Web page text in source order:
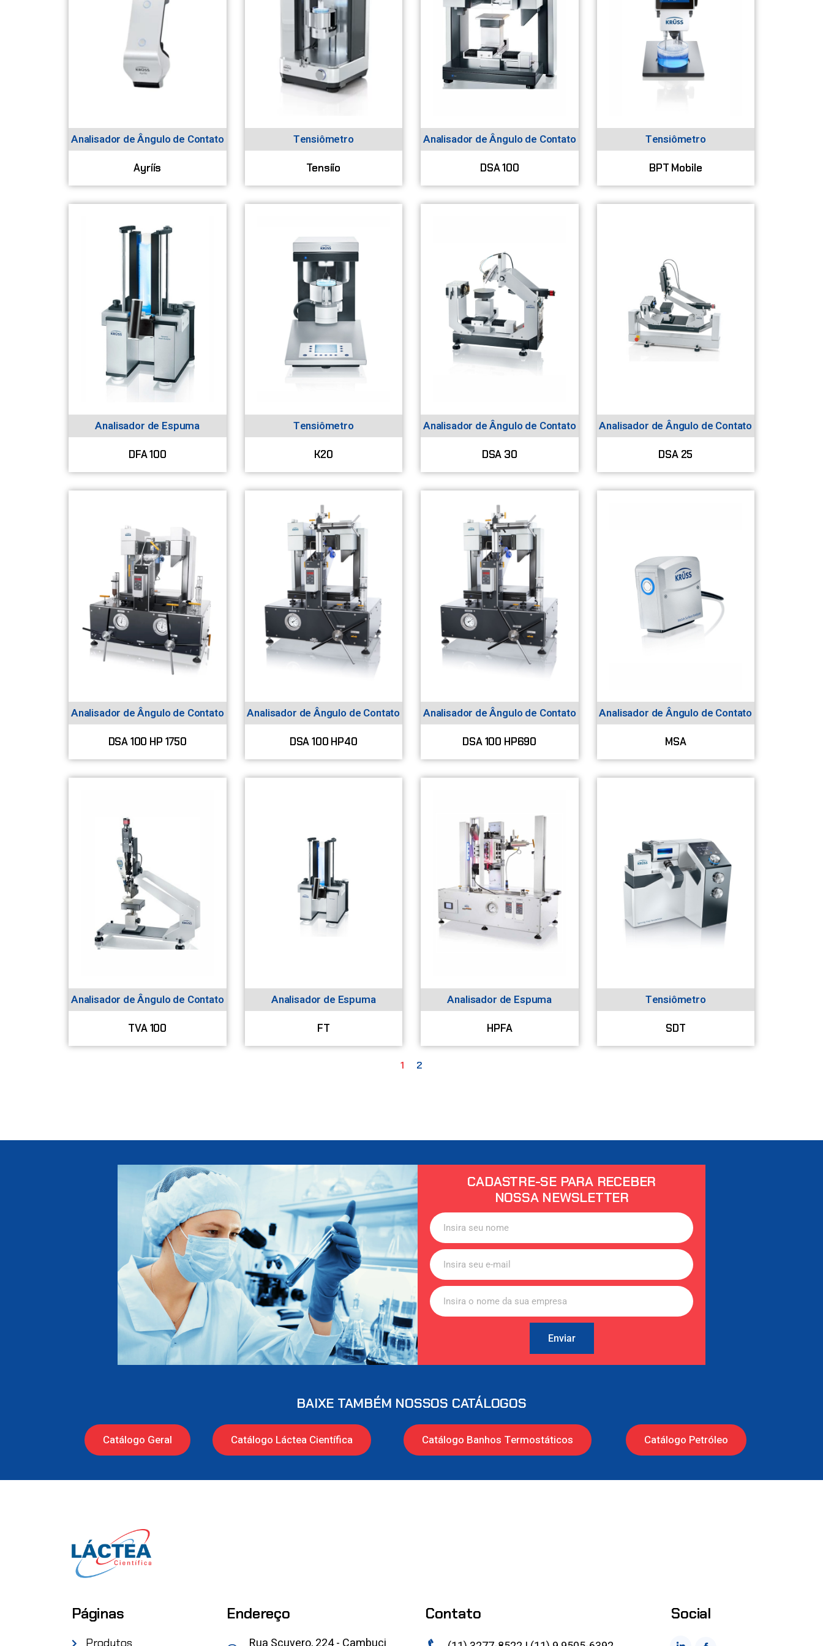
Analisador de Ângulo de Contato
Ayríís
Tensiômetro
Tensíío
Analisador de Ângulo de Contato
DSA 100
Tensiômetro
BPT Mobile
Analisador de Espuma
DFA 100
Tensiômetro
K20
Analisador de Ângulo de Contato
DSA 30
Analisador de Ângulo de Contato
DSA 25
Analisador de Ângulo de Contato
DSA 100 HP 1750
Analisador de Ângulo de Contato
DSA 100 HP40
Analisador de Ângulo de Contato
DSA 100 HP690
Analisador de Ângulo de Contato
MSA
Analisador de Ângulo de Contato
TVA 100
Analisador de Espuma
FT
Analisador de Espuma
HPFA
Tensiômetro
SDT
1 2
CADASTRE-SE PARA RECEBER
NOSSA NEWSLETTER
Enviar
BAIXE TAMBÉM NOSSOS CATÁLOGOS
Catálogo Geral Catálogo Láctea Científica Catálogo Banhos Termostáticos Catálogo Petróleo
Páginas
Produtos
Endereço Contato Social